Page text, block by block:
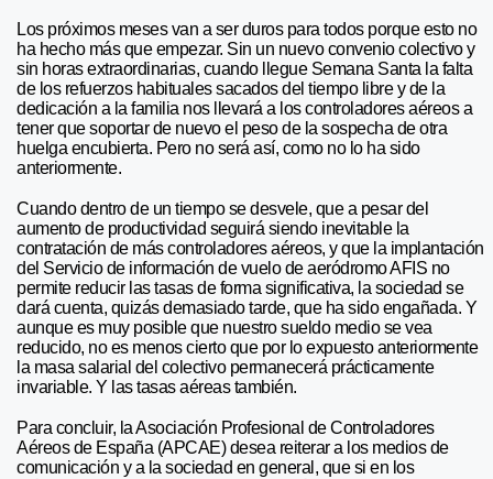
Los próximos meses van a ser duros para todos porque esto no
ha hecho más que empezar. Sin un nuevo convenio colectivo y
sin horas extraordinarias, cuando llegue Semana Santa la falta
de los refuerzos habituales sacados del tiempo libre y de la
dedicación a la familia nos llevará a los controladores aéreos a
tener que soportar de nuevo el peso de la sospecha de otra
huelga encubierta. Pero no será así, como no lo ha sido
anteriormente.
Cuando dentro de un tiempo se desvele, que a pesar del
aumento de productividad seguirá siendo inevitable la
contratación de más controladores aéreos, y que la implantación
del Servicio de información de vuelo de aeródromo AFIS no
permite reducir las tasas de forma significativa, la sociedad se
dará cuenta, quizás demasiado tarde, que ha sido engañada. Y
aunque es muy posible que nuestro sueldo medio se vea
reducido, no es menos cierto que por lo expuesto anteriormente
la masa salarial del colectivo permanecerá prácticamente
invariable. Y las tasas aéreas también.
Para concluir, la Asociación Profesional de Controladores
Aéreos de España (APCAE) desea reiterar a los medios de
comunicación y a la sociedad en general, que si en los